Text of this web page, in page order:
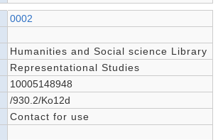
0002
Humanities and Social science Library
Representational Studies
10005148948
/930.2/Ko12d
Contact for use